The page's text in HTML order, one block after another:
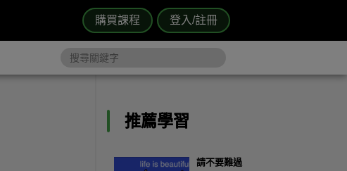
購買課程 登入/註冊
推薦學習
請不要難過